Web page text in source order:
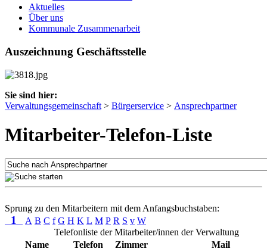
Aktuelles
Über uns
Kommunale Zusammenarbeit
Auszeichnung Geschäftsstelle
Sie sind hier:
Verwaltungsgemeinschaft > Bürgerservice > Ansprechpartner
Mitarbeiter-Telefon-Liste
Sprung zu den Mitarbeitern mit dem Anfangsbuchstaben:
1 A B C f G H K L M P R S v W
Telefonliste der Mitarbeiter/innen der Verwaltung
Name
Telefon Zimmer Mail